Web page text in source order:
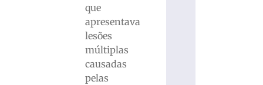
que
apresentava
lesões
múltiplas
causadas
pelas